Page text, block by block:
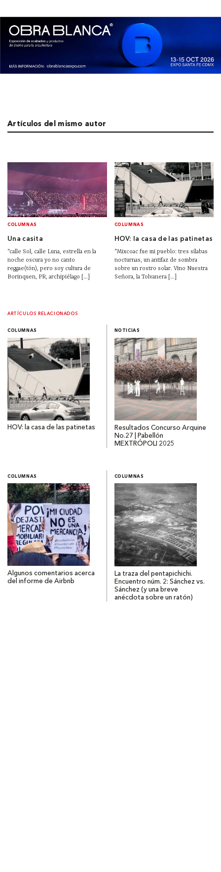
Artículos del mismo autor
COLUMNAS
Una casita
“calle Sol, calle Luna, estrella en la
noche oscura yo no canto
reggae(tón), pero soy cultura de
Borinquen, PR, archipiélago [...]
COLUMNAS
HOV: la casa de las patinetas
“Mixcoac fue mi pueblo: tres sílabas
nocturnas, un antifaz de sombra
sobre un rostro solar. Vino Nuestra
Señora, la Tolvanera [...]
ARTÍCULOS RELACIONADOS
COLUMNAS
HOV: la casa de las patinetas
NOTICIAS
Resultados Concurso Arquine
No.27 | Pabellón
MEXTRÓPOLI 2025
COLUMNAS
Algunos comentarios acerca
del informe de Airbnb
COLUMNAS
La traza del pentapichichi.
Encuentro núm. 2: Sánchez vs.
Sánchez (y una breve
anécdota sobre un ratón)